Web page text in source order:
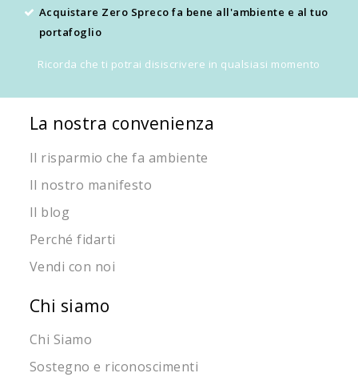
Acquistare Zero Spreco fa bene all'ambiente e al tuo
portafoglio
Ricorda che ti potrai disiscrivere in qualsiasi momento
La nostra convenienza
Il risparmio che fa ambiente
Il nostro manifesto
Il blog
Perché fidarti
Vendi con noi
Chi siamo
Chi Siamo
Sostegno e riconoscimenti